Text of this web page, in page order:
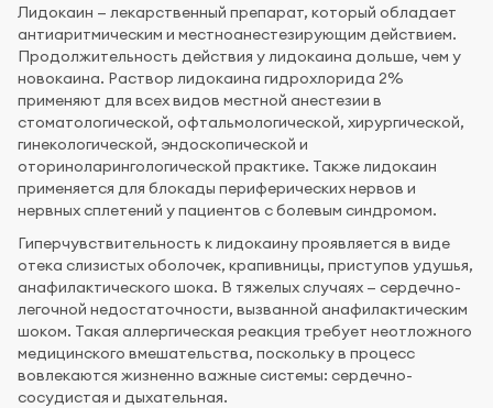
Лидокаин — лекарственный препарат, который обладает
антиаритмическим и местноанестезирующим действием.
Продолжительность действия у лидокаина дольше, чем у
новокаина. Раствор лидокаина гидрохлорида 2%
применяют для всех видов местной анестезии в
стоматологической, офтальмологической, хирургической,
гинекологической, эндоскопической и
оториноларингологической практике. Также лидокаин
применяется для блокады периферических нервов и
нервных сплетений у пациентов с болевым синдромом.
Гиперчувствительность к лидокаину проявляется в виде
отека слизистых оболочек, крапивницы, приступов удушья,
анафилактического шока. В тяжелых случаях — сердечно-
легочной недостаточности, вызванной анафилактическим
шоком. Такая аллергическая реакция требует неотложного
медицинского вмешательства, поскольку в процесс
вовлекаются жизненно важные системы: сердечно-
сосудистая и дыхательная.